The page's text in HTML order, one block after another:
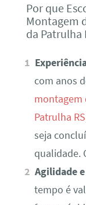
Por que
Montagem
da Patrulha
com anos
montagem
Patrulha RS
seja
qualidade.
Agilidade
tempo é